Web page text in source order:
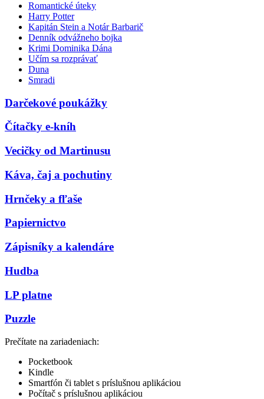
Romantické úteky
Harry Potter
Kapitán Stein a Notár Barbarič
Denník odvážneho bojka
Krimi Dominika Dána
Učím sa rozprávať
Duna
Smradi
Darčekové poukážky
Čítačky e-kníh
Vecičky od Martinusu
Káva, čaj a pochutiny
Hrnčeky a fľaše
Papiernictvo
Zápisníky a kalendáre
Hudba
LP platne
Puzzle
Prečítate na zariadeniach:
Pocketbook
Kindle
Smartfón či tablet s príslušnou aplikáciou
Počítač s príslušnou aplikáciou